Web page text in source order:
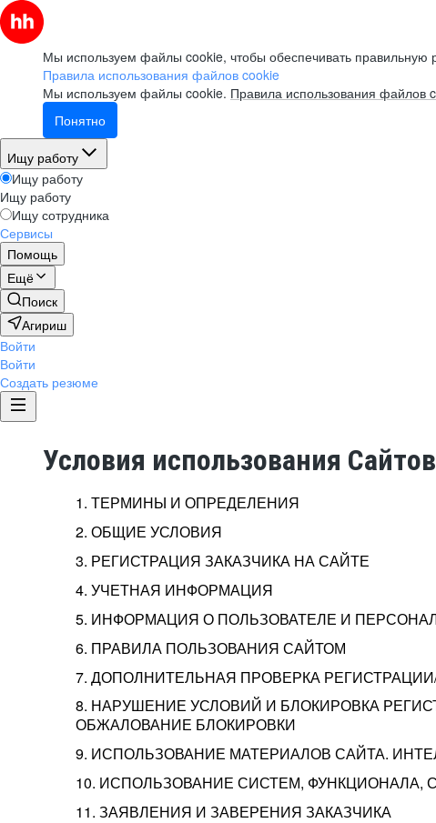
Мы используем файлы cookie, чтобы обеспечивать правильную
Правила использования файлов cookie
Мы используем файлы cookie. Правила использования файлов
Понятно
Ищу работу
Ищу работу
Ищу работу
Ищу сотрудника
Сервисы
Помощь
Ещё
Поиск
Агириш
Войти
Войти
Создать резюме
Условия использования Сайтов
1. ТЕРМИНЫ И ОПРЕДЕЛЕНИЯ
2. ОБЩИЕ УСЛОВИЯ
3. РЕГИСТРАЦИЯ ЗАКАЗЧИКА НА САЙТЕ
4. УЧЕТНАЯ ИНФОРМАЦИЯ
5. ИНФОРМАЦИЯ О ПОЛЬЗОВАТЕЛЕ И
6. ПРАВИЛА ПОЛЬЗОВАНИЯ САЙТОМ
7. ДОПОЛНИТЕЛЬНАЯ ПРОВЕРКА
8. НАРУШЕНИЕ УСЛОВИЙ И БЛОКИРОВКА
ОБЖАЛОВАНИЕ БЛОКИРОВКИ
9. ИСПОЛЬЗОВАНИЕ МАТЕРИАЛОВ САЙТА.
10. ИСПОЛЬЗОВАНИЕ СИСТЕМ, ФУНКЦИОНАЛА,
11. ЗАЯВЛЕНИЯ И ЗАВЕРЕНИЯ ЗАКАЗЧИКА